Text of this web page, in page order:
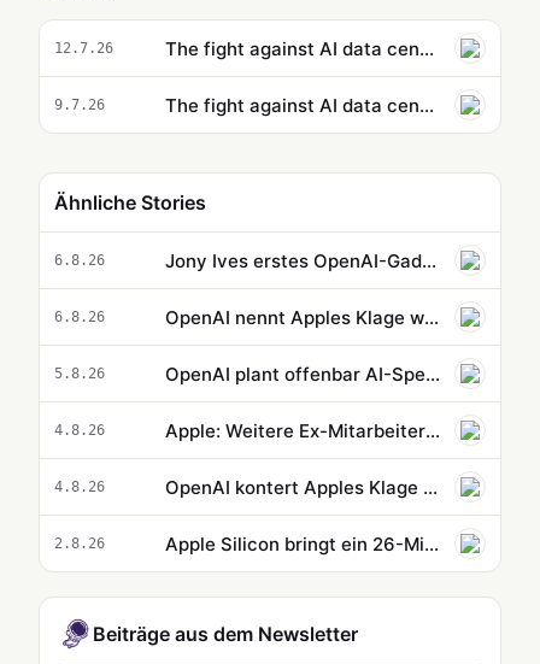
12.7.26 The fight against AI data centers is just beginning
9.7.26 The fight against AI data centers is important – but it’s just a starting point | Bruce Schneier and Nathan E Sanders
Ähnliche Stories
6.8.26 Jony Ives erstes OpenAI-Gadget soll ein Smart Speaker in Puck-Größe sein
6.8.26 OpenAI nennt Apples Klage wegen Geschäftsgeheimnissen haltlos
5.8.26 OpenAI plant offenbar AI-Speaker, Smartphone und Smart Glasses
4.8.26 Apple: Weitere Ex-Mitarbeiter sollen Daten zu OpenAI mitgenommen haben
4.8.26 OpenAI kontert Apples Klage jetzt öffentlich
2.8.26 Apple Silicon bringt ein 26-Milliarden-Parameter-Modell mit nur 2 GB RAM zum Laufen
Beiträge aus dem Newsletter